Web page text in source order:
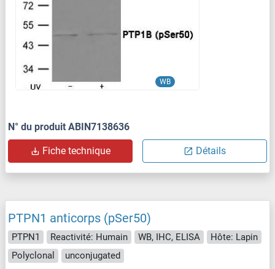
WB
N° du produit ABIN7138636
Fiche technique Détails
PTPN1 anticorps (pSer50)
PTPN1 Reactivité: Humain WB, IHC, ELISA
Hôte: Lapin
Polyclonal
unconjugated